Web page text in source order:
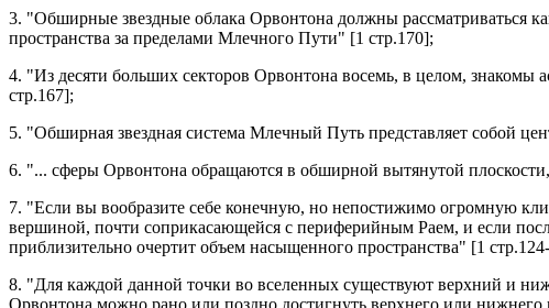
3. "Обширные звездные облака Орвонтона должны рассматриваться
пространства за пределами Млечного Пути" [1 стр.170];
4. "Из десяти больших секторов Орвонтона восемь, в целом, знакомы
стр.167];
5. "Обширная звездная система Млечный Путь представляет собой
6. "... сферы Орвонтона обращаются в обширной вытянутой
7. "Если вы вообразите себе конечную, но непостижимо огромную
вершиной, почти соприкасающейся с периферийным Раем, и если
приблизительно очертит объем насыщенного пространства" [1
8. "Для каждой данной точки во вселенных существуют верхний и
Орвонтона можно рано или поздно достигнуть верхнего или нижнего